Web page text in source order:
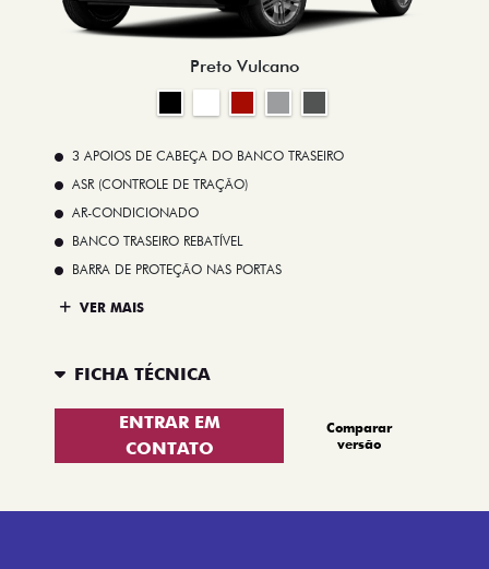
Preto Vulcano
3 APOIOS DE CABEÇA DO BANCO TRASEIRO
ASR (CONTROLE DE TRAÇÃO)
AR-CONDICIONADO
BANCO TRASEIRO REBATÍVEL
BARRA DE PROTEÇÃO NAS PORTAS
VER MAIS
FICHA TÉCNICA
ENTRAR EM
CONTATO
Comparar
versão